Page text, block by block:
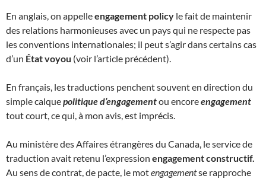
En anglais, on appelleengagement policy le fait de maintenir
des relations harmonieuses avec un pays qui ne respecte pas
les conventions internationales; il peut s’agir dans certains cas
d’un État voyou (voir l’article précédent).
En français, les traductions penchent souvent en direction du
simple calquepolitique d’engagementou encoreengagement
tout court, ce qui, à mon avis, est imprécis.
Au ministère des Affaires étrangères du Canada, le service de
traduction avait retenu l’expression engagement constructif.
Au sens de contrat, de pacte, le motengagementse rapproche